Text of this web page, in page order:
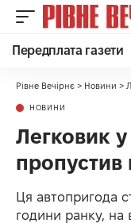
Передплата газети
Рівне Вечірнє > Новини >
НОВИНИ
Легковик
Ця автопригода
години ранку, на